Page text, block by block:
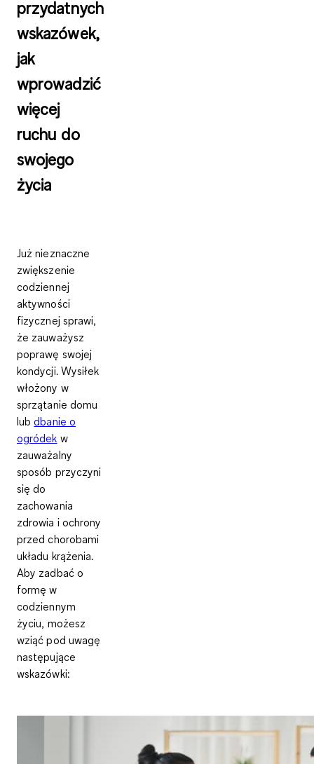
przydatnych
wskazówek,
jak
wprowadzić
więcej
ruchu do
swojego
życia
Już nieznaczne
zwiększenie
codziennej
aktywności
fizycznej sprawi,
że zauważysz
poprawę swojej
kondycji. Wysiłek
włożony w
sprzątanie domu
lubdbanie o
ogródek w
zauważalny
sposób przyczyni
się do
zachowania
zdrowia i ochrony
przed chorobami
układu krążenia.
Aby zadbać o
formę w
codziennym
życiu, możesz
wziąć pod uwagę
następujące
wskazówki: